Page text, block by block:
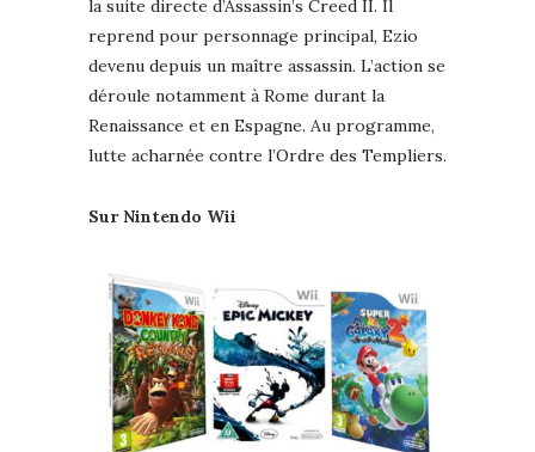
la suite directe d’Assassin’s Creed II. Il
reprend pour personnage principal, Ezio
devenu depuis un maître assassin. L’action se
déroule notamment à Rome durant la
Renaissance et en Espagne. Au programme,
lutte acharnée contre l’Ordre des Templiers.
Sur Nintendo Wii